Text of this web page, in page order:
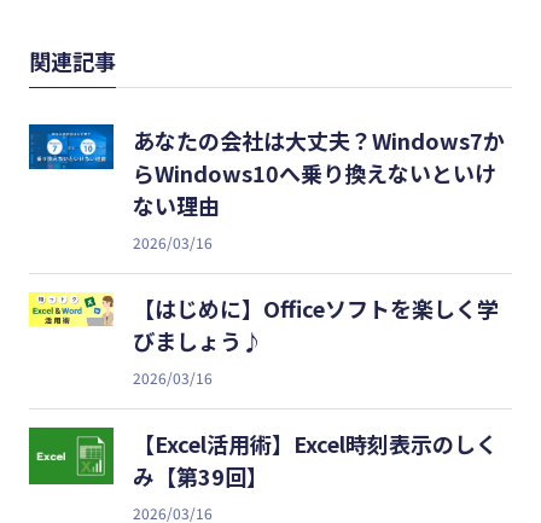
関連記事
あなたの会社は大丈夫？Windows7か
らWindows10へ乗り換えないといけ
ない理由
2026/03/16
【はじめに】Officeソフトを楽しく学
びましょう♪
2026/03/16
【Excel活用術】Excel時刻表示のしく
み【第39回】
2026/03/16